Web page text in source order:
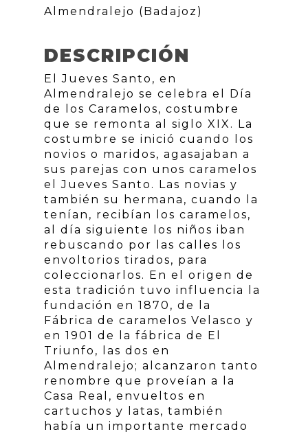
Almendralejo (Badajoz)
DESCRIPCIÓN
El Jueves Santo, en
Almendralejo se celebra el Día
de los Caramelos, costumbre
que se remonta al siglo XIX. La
costumbre se inició cuando los
novios o maridos, agasajaban a
sus parejas con unos caramelos
el Jueves Santo. Las novias y
también su hermana, cuando la
tenían, recibían los caramelos,
al día siguiente los niños iban
rebuscando por las calles los
envoltorios tirados, para
coleccionarlos. En el origen de
esta tradición tuvo influencia la
fundación en 1870, de la
Fábrica de caramelos Velasco y
en 1901 de la fábrica de El
Triunfo, las dos en
Almendralejo; alcanzaron tanto
renombre que proveían a la
Casa Real, envueltos en
cartuchos y latas, también
había un importante mercado